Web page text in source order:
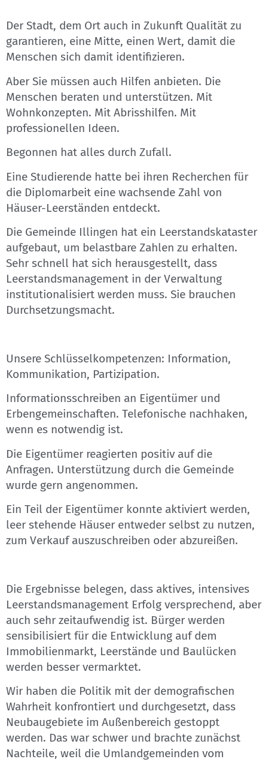
Der Stadt, dem Ort auch in Zukunft Qualität zu
garantieren, eine Mitte, einen Wert, damit die
Menschen sich damit identifizieren.
Aber Sie müssen auch Hilfen anbieten. Die
Menschen beraten und unterstützen. Mit
Wohnkonzepten. Mit Abrisshilfen. Mit
professionellen Ideen.
Begonnen hat alles durch Zufall.
Eine Studierende hatte bei ihren Recherchen für
die Diplomarbeit eine wachsende Zahl von
Häuser-Leerständen entdeckt.
Die Gemeinde Illingen hat ein Leerstandskataster
aufgebaut, um belastbare Zahlen zu erhalten.
Sehr schnell hat sich herausgestellt, dass
Leerstandsmanagement in der Verwaltung
institutionalisiert werden muss. Sie brauchen
Durchsetzungsmacht.
Unsere Schlüsselkompetenzen: Information,
Kommunikation, Partizipation.
Informationsschreiben an Eigentümer und
Erbengemeinschaften. Telefonische nachhaken,
wenn es notwendig ist.
Die Eigentümer reagierten positiv auf die
Anfragen. Unterstützung durch die Gemeinde
wurde gern angenommen.
Ein Teil der Eigentümer konnte aktiviert werden,
leer stehende Häuser entweder selbst zu nutzen,
zum Verkauf auszuschreiben oder abzureißen.
Die Ergebnisse belegen, dass aktives, intensives
Leerstandsmanagement Erfolg versprechend, aber
auch sehr zeitaufwendig ist. Bürger werden
sensibilisiert für die Entwicklung auf dem
Immobilienmarkt, Leerstände und Baulücken
werden besser vermarktet.
Wir haben die Politik mit der demografischen
Wahrheit konfrontiert und durchgesetzt, dass
Neubaugebiete im Außenbereich gestoppt
werden. Das war schwer und brachte zunächst
Nachteile, weil die Umlandgemeinden vom